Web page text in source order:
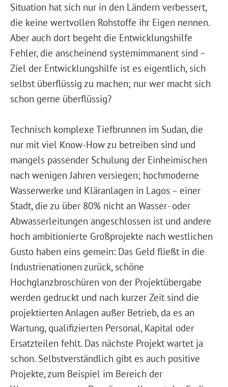
Situation hat sich nur in den Ländern verbessert,
die keine wertvollen Rohstoffe ihr Eigen nennen.
Aber auch dort begeht die Entwicklungshilfe
Fehler, die anscheinend systemimmanent sind –
Ziel der Entwicklungshilfe ist es eigentlich, sich
selbst überflüssig zu machen; nur wer macht sich
schon gerne überflüssig?
Technisch komplexe Tiefbrunnen im Sudan, die
nur mit viel Know-How zu betreiben sind und
mangels passender Schulung der Einheimischen
nach wenigen Jahren versiegen; hochmoderne
Wasserwerke und Kläranlagen in Lagos – einer
Stadt, die zu über 80% nicht an Wasser- oder
Abwasserleitungen angeschlossen ist und andere
hoch ambitionierte Großprojekte nach westlichen
Gusto haben eins gemein: Das Geld fließt in die
Industrienationen zurück, schöne
Hochglanzbroschüren von der Projektübergabe
werden gedruckt und nach kurzer Zeit sind die
projektierten Anlagen außer Betrieb, da es an
Wartung, qualifizierten Personal, Kapital oder
Ersatzteilen fehlt. Das nächste Projekt wartet ja
schon. Selbstverständlich gibt es auch positive
Projekte, zum Beispiel im Bereich der